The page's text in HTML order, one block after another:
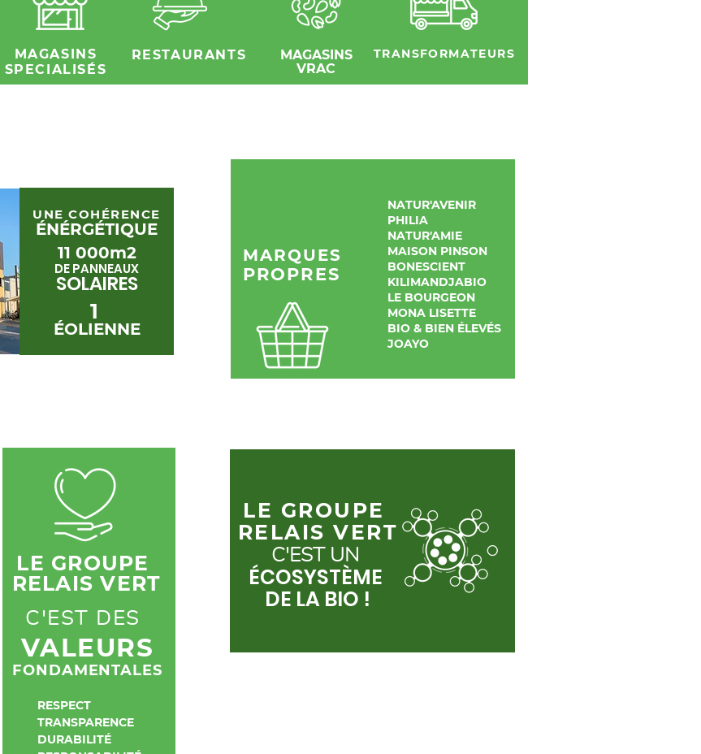
TRANSFORMATEURS
MAGASINS
VRAC
RESTAURANTS
MAGASINS
SPECIALISÉS
1
ÉOLIENNE
11 000m2
DE PANNEAUX
SOLAIRES
UNE COHÉRENCE
ÉNÉRGÉTIQUE
NATUR'AVENIR
PHILIA
NATUR'AMIE
MAISON PINSON
BONESCIENT
KILIMANDJABIO
LE BOURGEON
MONA LISETTE
BIO & BIEN ÉLEVÉS
JOAYO
MARQUES
PROPRES
C'EST DES
VALEURS
FONDAMENTALES
LE GROUPE
RELAIS VERT
RESPECT
TRANSPARENCE
DURABILITÉ
LE GROUPE
RELAIS VERT
C'EST UN
ÉCOSYSTÈME
DE LA BIO !